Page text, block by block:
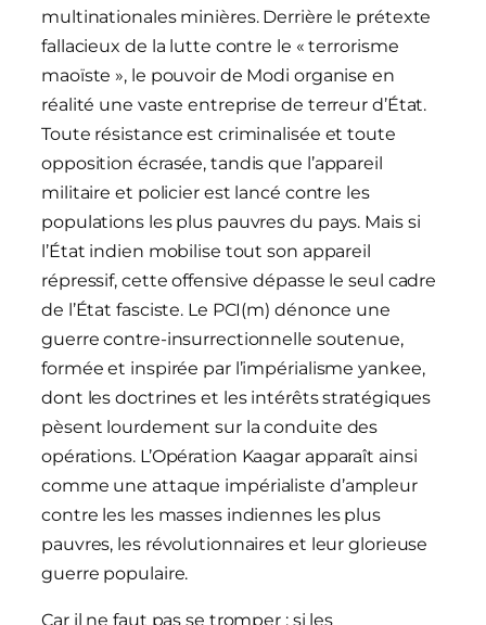
multinationales minières. Derrière le prétexte
fallacieux de la lutte contre le « terrorisme
maoïste », le pouvoir de Modi organise en
réalité une vaste entreprise de terreur d’État.
Toute résistance est criminalisée et toute
opposition écrasée, tandis que l’appareil
militaire et policier est lancé contre les
populations les plus pauvres du pays. Mais si
l’État indien mobilise tout son appareil
répressif, cette offensive dépasse le seul cadre
de l’État fasciste. Le PCI(m) dénonce une
guerre contre-insurrectionnelle soutenue,
formée et inspirée par l’impérialisme yankee,
dont les doctrines et les intérêts stratégiques
pèsent lourdement sur la conduite des
opérations. L’Opération Kaagar apparaît ainsi
comme une attaque impérialiste d’ampleur
contre les les masses indiennes les plus
pauvres, les révolutionnaires et leur glorieuse
guerre populaire.
Car il ne faut pas se tromper : si les